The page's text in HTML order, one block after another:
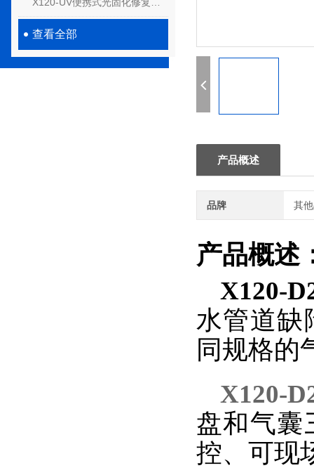
查看全部
产品概述
品牌 其
产品概述
X120-
水管道缺
同规格的
X120-
盘和气囊
控、可现